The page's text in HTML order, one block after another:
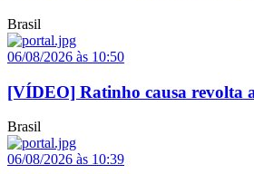
Brasil
06/08/2026 às 10:50
[VÍDEO] Ratinho causa revolta
Brasil
06/08/2026 às 10:39